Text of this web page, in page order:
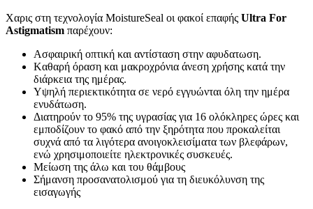
Χαρις στη τεχνολογία MoistureSeal οι φακοί επαφής Ultra For
Astigmatism παρέχουν:
Ασφαιρική οπτική και αντίσταση στην αφυδατωση.
Kαθαρή όραση και μακροχρόνια άνεση χρήσης κατά την
διάρκεια της ημέρας.
Υψηλή περιεκτικότητα σε νερό εγγυώνται όλη την ημέρα
ενυδάτωση.
Διατηρούν το 95% της υγρασίας για 16 ολόκληρες ώρες και
εμποδίζουν το φακό από την ξηρότητα που προκαλείται
συχνά από τα λιγότερα ανοιγοκλεισίματα των βλεφάρων,
ενώ χρησιμοποιείτε ηλεκτρονικές συσκευές.
Μείωση της άλω και του θάμβους
Σήμανση προσανατολισμού για τη διευκόλυνση της
εισαγωγής